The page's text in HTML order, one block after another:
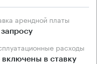
арендной платы
расходы
включены в ставку